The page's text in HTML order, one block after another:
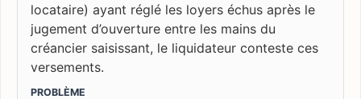
locataire) ayant réglé les loyers échus après le
jugement d’ouverture entre les mains du
créancier saisissant, le liquidateur conteste ces
versements.
PROBLÈME